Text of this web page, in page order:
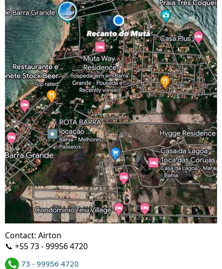
Contact: Airton
📞 +55 73 - 99956 4720
73 - 99956 4720